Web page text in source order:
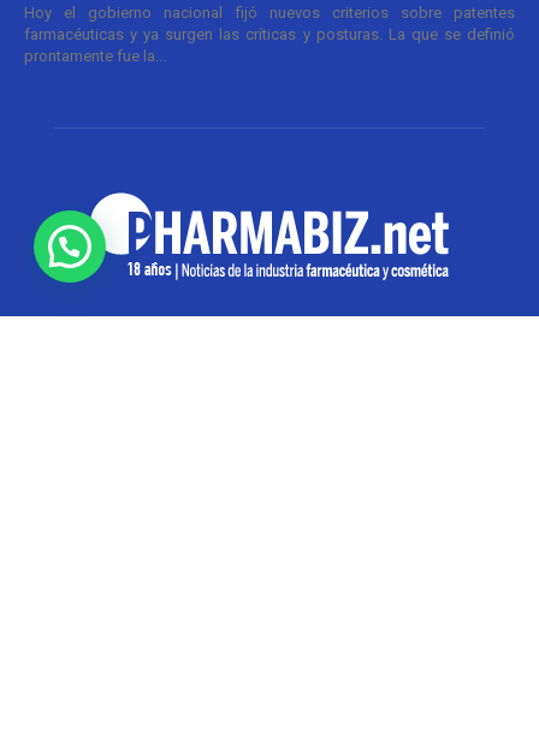
Hoy el gobierno nacional fijó nuevos criterios sobre patentes
farmacéuticas y ya surgen las críticas y posturas. La que se definió
prontamente fue la...